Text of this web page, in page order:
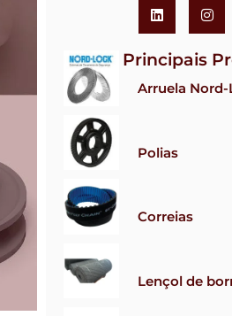
Principais
Arruela
Polias
Correias
Lençol de